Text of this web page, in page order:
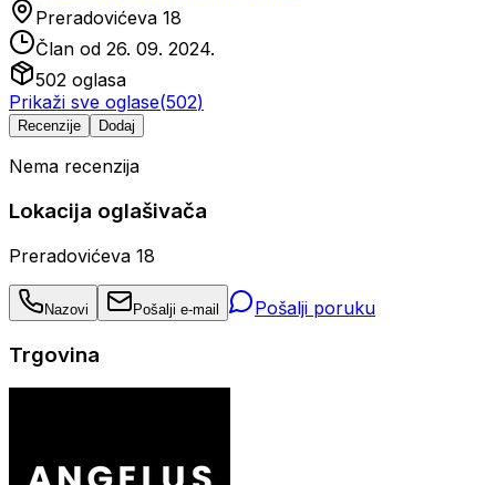
Preradovićeva 18
Član od 26. 09. 2024.
502 oglasa
Prikaži sve oglase(502)
Recenzije Dodaj
Nema recenzija
Lokacija oglašivača
Preradovićeva 18
Nazovi Pošalji e-mail Pošalji poruku
Trgovina